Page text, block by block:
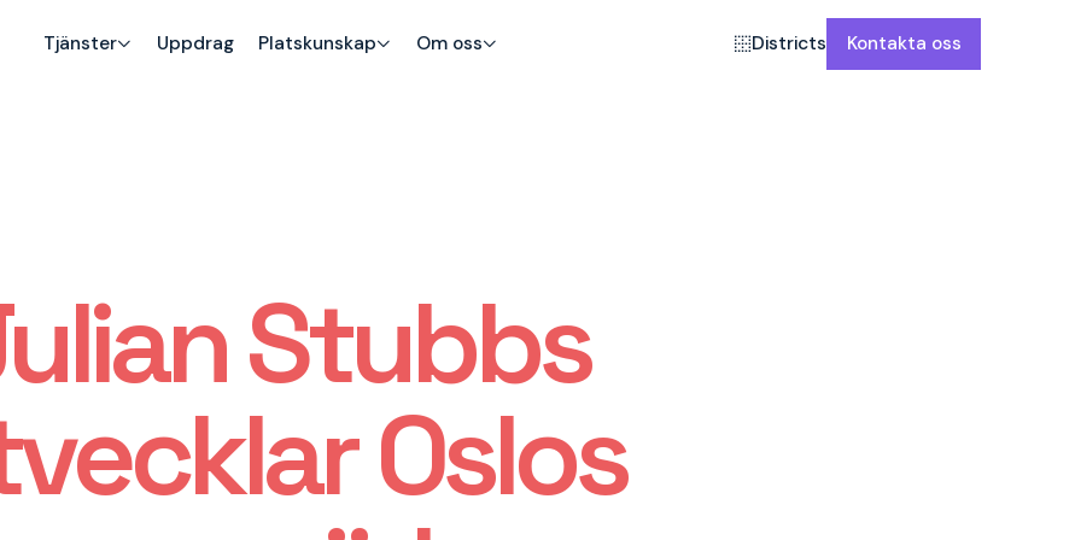
Tjänster Uppdrag Platskunskap Om oss Districts Kontakta oss
Stubbs
Oslos